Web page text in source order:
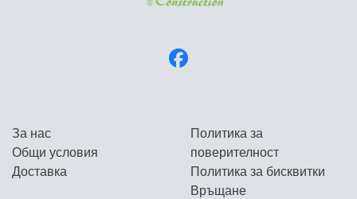
За нас
Общи условия
Доставка
Политика за
поверителност
Политика за бисквитки
Връщане